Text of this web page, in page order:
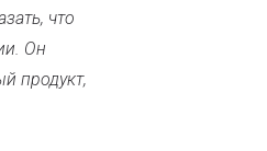
что
Он
продукт,